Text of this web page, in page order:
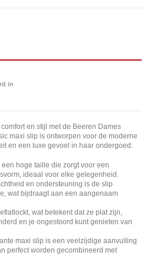
in
en stijl met de Beeren Dames
maxi slip is ontworpen voor de moderne
en een luxe gevoel in haar ondergoed.
een hoge taille die zorgt voor een
ideaal voor elke gelegenheid.
en ondersteuning is de slip
wat bijdraagt aan een aangenaam
wat betekent dat ze plat zijn,
en je ongestoord kunt genieten van
maxi slip is een veelzijdige aanvulling
perfect worden gecombineerd met